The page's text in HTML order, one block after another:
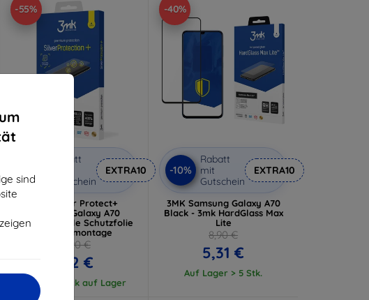
sind
-55%
Rabatt
Gutschein
EXTRA10
3MK Silver Protect+
Samsung Galaxy A70
antimikrobielle Schutzfolie
zur Nassmontage
15,90 €
7,12 €
Letztes Stück auf Lager
-40%
-10%
Rabatt
mit
Gutschein
EXTRA10
3MK Samsung Galaxy A70
Black - 3mk HardGlass Max
Lite
8,90 €
5,31 €
Auf Lager > 5 Stk.